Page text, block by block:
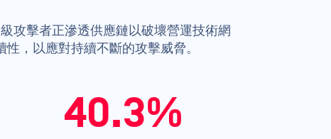
攻擊者正滲透供應鏈以破壞營運技術網
，以應對持續不斷的攻擊威脅。
40.3%